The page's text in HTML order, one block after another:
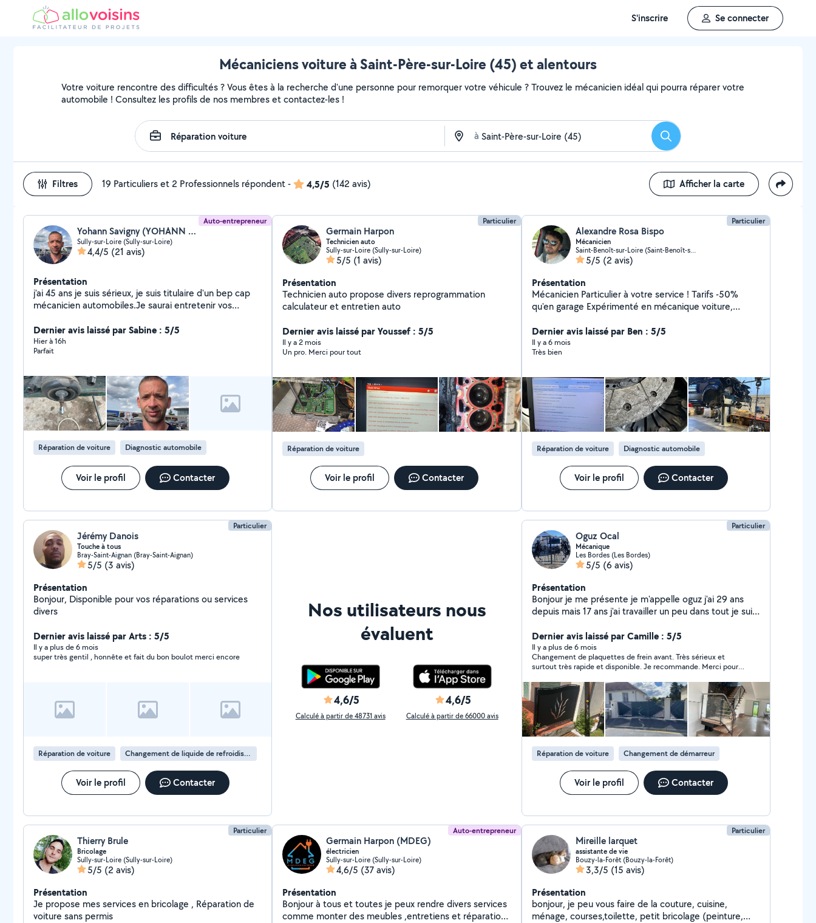
S'inscrire Se connecter
Mécaniciens voiture à Saint-Père-sur-Loire (45) et alentours
Votre voiture rencontre des difficultés ? Vous êtes à la recherche d'une personne pour remorquer votre véhicule ? Trouvez le mécanicien idéal qui pourra réparer votre
automobile ! Consultez les profils de nos membres et contactez-les !
à Rechercher
Filtres 19 Particuliers et 2 Professionnels répondent- 4,5/5 (142 avis) Afficher la carte
Auto-entrepreneur
Yohann Savigny (YOHANN MECANIQUE)
Sully-sur-Loire (Sully-sur-Loire)
4,4/5 (21 avis)
Présentation
j'ai 45 ans je suis sérieux, je suis titulaire d'un bep cap
mécanicien automobiles.Je saurai entretenir vos
amortisseurs ou autre je dispose d'une valise
professionnelle
Dernier avis laissé par Sabine : 5/5
Hier à 16h
Parfait
Réparation de voiture Diagnostic automobile
Voir le profil Contacter
Particulier
Germain Harpon
Technicien auto
Sully-sur-Loire (Sully-sur-Loire)
5/5 (1 avis)
Présentation
Technicien auto propose divers reprogrammation
calculateur et entretien auto
Dernier avis laissé par Youssef : 5/5
Il y a 2 mois
Un pro. Merci pour tout
Réparation de voiture
Voir le profil Contacter
Particulier
Alexandre Rosa Bispo
Mécanicien
Saint-Benoît-sur-Loire (Saint-Benoît-sur-Loire)
5/5 (2 avis)
Présentation
Mécanicien Particulier à votre service ! Tarifs -50%
qu'en garage Expérimenté en mécanique voiture,
taches mécaniques ainsi que électroniques : - Entretien
( vidange, filtres, freins ) - Réparations ( Embrayage,
distribution, Turbo ) - Diagnostic ( Voyants, problème
Dernier avis laissé par Ben : 5/5
Il y a 6 mois
Très bien
Réparation de voiture Diagnostic automobile
Voir le profil Contacter
Particulier
Jérémy Danois
Touche à tous
Bray-Saint-Aignan (Bray-Saint-Aignan)
5/5 (3 avis)
Présentation
Bonjour, Disponible pour vos réparations ou services
divers
Dernier avis laissé par Arts : 5/5
Il y a plus de 6 mois
super très gentil , honnête et fait du bon boulot merci encore
Réparation de voiture Changement de liquide de refroidissement
Voir le profil Contacter
Nos utilisateurs nous
évaluent
4,6/5
Calculé à partir de 48731 avis
4,6/5
Calculé à partir de 66000 avis
Particulier
Oguz Ocal
Mécanique
Les Bordes (Les Bordes)
5/5 (6 avis)
Présentation
Bonjour je me présente je m'appelle oguz j'ai 29 ans
depuis mais 17 ans j'ai travailler un peu dans tout je suis
n'hésiter pas à me demander. Point forts: Réparation
auto / moto Tonte de pelouse et débroussaillage
Bricolage Transports
Dernier avis laissé par Camille : 5/5
Il y a plus de 6 mois
Changement de plaquettes de frein avant. Très sérieux et
surtout très rapide et disponible. Je recommande. Merci pour
Réparation de voiture Changement de démarreur
Voir le profil Contacter
Particulier
Thierry Brule
Bricolage
Sully-sur-Loire (Sully-sur-Loire)
5/5 (2 avis)
Présentation
Je propose mes services en bricolage , Réparation de
voiture sans permis
Auto-entrepreneur
Germain Harpon (MDEG)
électricien
Sully-sur-Loire (Sully-sur-Loire)
4,6/5 (37 avis)
Présentation
Bonjour à tous et toutes je peux rendre divers services
comme monter des meubles ,entretiens et réparations
Particulier
Mireille larquet
assistante de vie
Bouzy-la-Forêt (Bouzy-la-Forêt)
3,3/5 (15 avis)
Présentation
bonjour, je peu vous faire de la couture, cuisine,
ménage, courses,toilette, petit bricolage (peinture,